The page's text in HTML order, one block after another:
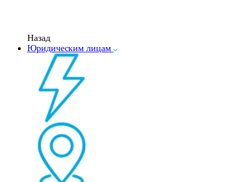
Назад
Юридическим лицам